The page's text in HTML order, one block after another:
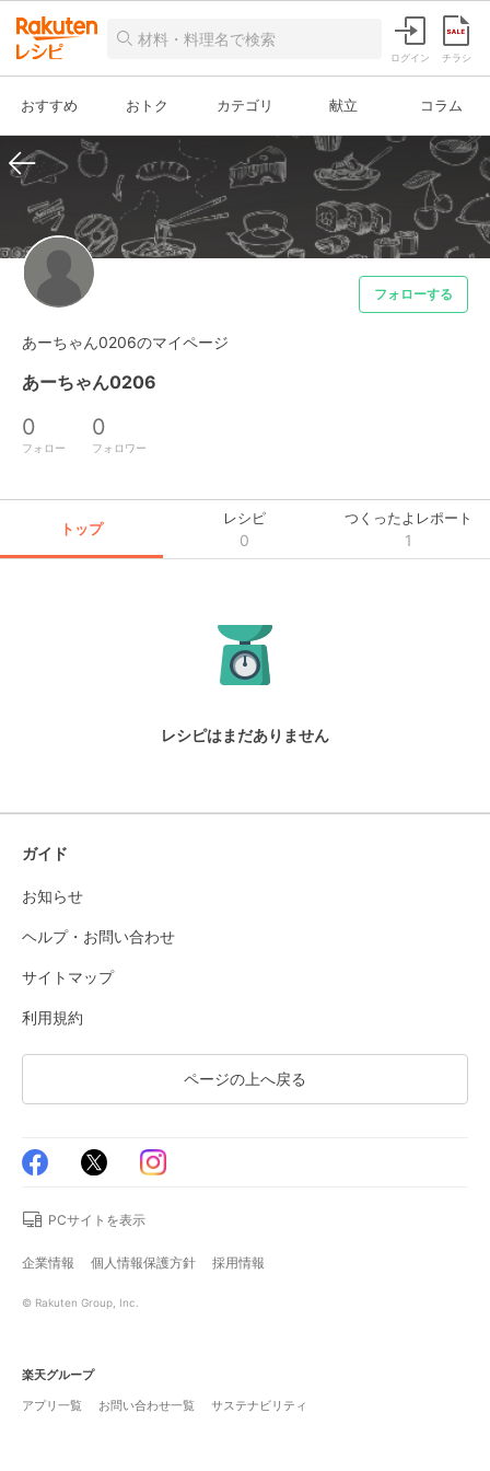
ログイン チラシ
おすすめ おトク カテゴリ 献立 コラム
フォローする
あーちゃん0206のマイページ
あーちゃん0206
0
フォロー
0
フォロワー
トップ
レシピ
0
つくったよレポート
1
レシピはまだありません
ガイド
お知らせ
ヘルプ・お問い合わせ
サイトマップ
利用規約
ページの上へ戻る
PCサイトを表示
企業情報 個人情報保護方針 採用情報
© Rakuten Group, Inc.
楽天グループ
アプリ一覧
お問い合わせ一覧 サステナビリティ